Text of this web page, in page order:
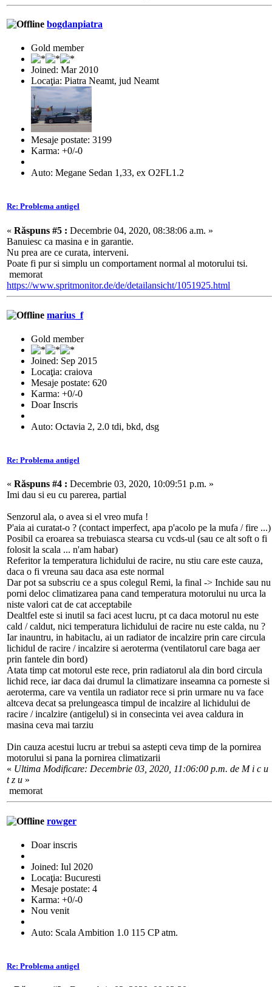
bogdanpiatra
Gold member
Joined: Mar 2010
Locaţia: Piatra Neamt, jud Neamt
Mesaje postate: 3199
Karma: +0/-0
Auto: Megane Sedan 1,33, ex O2FL1.2
Re: Problema antigel
« Răspuns #5 : Decembrie 04, 2020, 08:38:06 a.m. »
Banuiesc ca masina e in garantie.
Nu prea are ce curata, interveni.
Poate fi pur si simplu un comportament normal al motorului tsi.
memorat
https://www.spritmonitor.de/de/detailansicht/1051925.html
marius_f
Gold member
Joined: Sep 2015
Locaţia: craiova
Mesaje postate: 620
Karma: +0/-0
Doar Inscris
Auto: Octavia 2, 2.0 tdi, bkd, dsg
Re: Problema antigel
« Răspuns #4 : Decembrie 03, 2020, 10:09:51 p.m. »
Imi dau si eu cu parerea, partial
Senzorul ala, o avea si el vreo mufa !
P'aia ai curatat-o ? (contact imperfect, apa p'acolo pe la mufa / fire ...)
Posibil ca eroarea sa trebuiasca stearsa cu vcds-ul (sau ce alt soft o fi
folosit la scala ... n'am habar)
Referitor la temperatura lichidului de racire, nu stiu care este cauza,
daca o fi vreuna sau daca asa este normal
Dar pot sa subscriu ce a spus colegul Remi, la final -> Inchide sau nu
porni deloc climatizarea pana cand temperatura motorului nu urca la
niste valori cat de cat acceptabile
Dealtfel este si inutil sa faci acest lucru, pt ca daca motorul nu este
cald / caldut, nici temperatura lichidului de racire nu este calda, nu ?
Iar inauntru, in habitaclu, ai un radiator de incalzire prin care circula
lichidul de racire / incalzire si aeroterma (ventilatorul care baga aer
prin fantele din bord)
Atata timp cat motorul este rece, prin radiatorul ala din bord circula
lichid rece, iar daca dai drumul la climatizare inseamna ca porneste si
aeroterma, care va ventila un radiator rece si prin urmare nu va face
altceva decat sa prelungeasca timpul de incalzire al lichidului de
racire / incalzire (antigelul) si in consecinta vei avea caldura in
masina ceva mai tarziu
Din cauza acestui lucru ar trebui sa astepti ceva timp de la pornirea
motorului si pana la pornirea climatizarii
« Ultima Modificare: Decembrie 03, 2020, 11:06:00 p.m. de M i c u
t z u »
memorat
rowger
Doar inscris
Joined: Iul 2020
Locaţia: Bucuresti
Mesaje postate: 4
Karma: +0/-0
Nou venit
Auto: Scala Ambition 1.0 115 CP atm.
Re: Problema antigel